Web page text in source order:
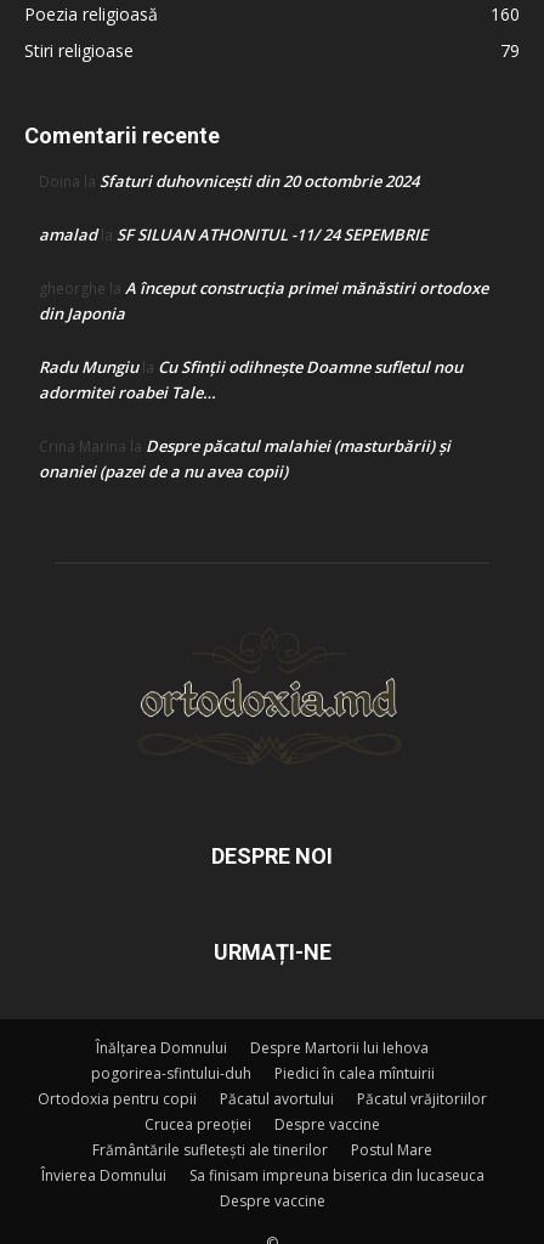
Poezia religioasă
160
Stiri religioase
79
Comentarii recente
Doina la Sfaturi duhovnicești din 20 octombrie 2024
amaladla SF SILUAN ATHONITUL -11/ 24 SEPEMBRIE
gheorghe la A început construcţia primei mănăstiri ortodoxe
din Japonia
Radu Mungiula Cu Sfinții odihnește Doamne sufletul nou
adormitei roabei Tale…
Crina Marina la Despre păcatul malahiei (masturbării) şi
onaniei (pazei de a nu avea copii)
DESPRE NOI
URMAȚI-NE
Înălțarea Domnului
Despre Martorii lui Iehova
pogorirea-sfintului-duh
Piedici în calea mîntuirii
Ortodoxia pentru copii
Păcatul avortului
Păcatul vrăjitoriilor
Crucea preoției
Despre vaccine
Frământările sufletești ale tinerilor
Postul Mare
Învierea Domnului
Sa finisam impreuna biserica din lucaseuca
Despre vaccine